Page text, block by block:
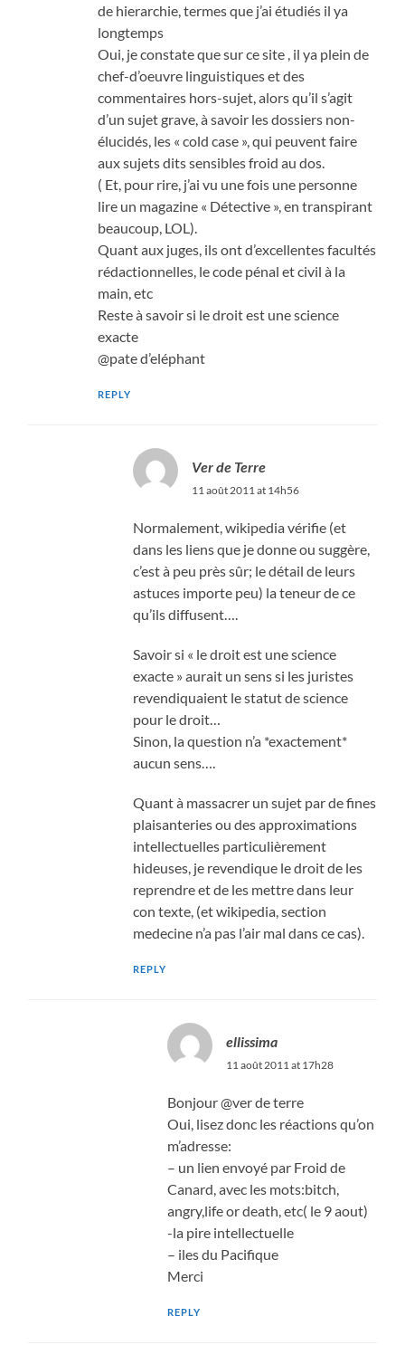
de hierarchie, termes que j’ai étudiés il ya
longtemps
Oui, je constate que sur ce site , il ya plein de
chef-d’oeuvre linguistiques et des
commentaires hors-sujet, alors qu’il s’agit
d’un sujet grave, à savoir les dossiers non-
élucidés, les « cold case », qui peuvent faire
aux sujets dits sensibles froid au dos.
( Et, pour rire, j’ai vu une fois une personne
lire un magazine « Détective », en transpirant
beaucoup, LOL).
Quant aux juges, ils ont d’excellentes facultés
rédactionnelles, le code pénal et civil à la
main, etc
Reste à savoir si le droit est une science
exacte
@pate d’eléphant
REPLY
Ver de Terre
11 août 2011 at 14h56
Normalement, wikipedia vérifie (et
dans les liens que je donne ou suggère,
c’est à peu près sûr; le détail de leurs
astuces importe peu) la teneur de ce
qu’ils diffusent….
Savoir si « le droit est une science
exacte » aurait un sens si les juristes
revendiquaient le statut de science
pour le droit…
Sinon, la question n’a *exactement*
aucun sens….
Quant à massacrer un sujet par de fines
plaisanteries ou des approximations
intellectuelles particulièrement
hideuses, je revendique le droit de les
reprendre et de les mettre dans leur
con texte, (et wikipedia, section
medecine n’a pas l’air mal dans ce cas).
REPLY
ellissima
11 août 2011 at 17h28
Bonjour @ver de terre
Oui, lisez donc les réactions qu’on
m’adresse:
– un lien envoyé par Froid de
Canard, avec les mots:bitch,
angry,life or death, etc( le 9 aout)
-la pire intellectuelle
– iles du Pacifique
Merci
REPLY